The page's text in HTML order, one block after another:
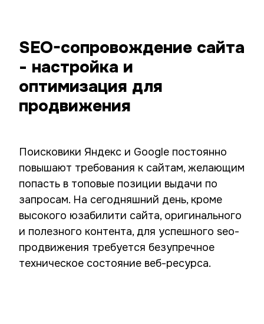
SEO-сопровождение сайта
- настройка и
оптимизация для
продвижения
Поисковики Яндекс и Google постоянно
повышают требования к сайтам, желающим
попасть в топовые позиции выдачи по
запросам. На сегодняшний день, кроме
высокого юзабилити сайта, оригинального
и полезного контента, для успешного seo-
продвижения требуется безупречное
техническое состояние веб-ресурса.